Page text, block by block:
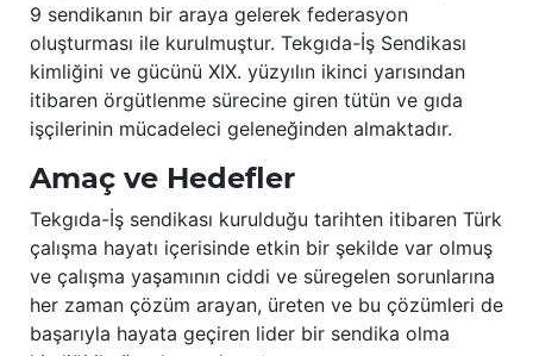
9 sendikanın bir araya gelerek federasyon
oluşturması ile kurulmuştur. Tekgıda-İş Sendikası
kimliğini ve gücünü XIX. yüzyılın ikinci yarısından
itibaren örgütlenme sürecine giren tütün ve gıda
işçilerinin mücadeleci geleneğinden almaktadır.
Amaç ve Hedefler
Tekgıda-İş sendikası kurulduğu tarihten itibaren Türk
çalışma hayatı içerisinde etkin bir şekilde var olmuş
ve çalışma yaşamının ciddi ve süregelen sorunlarına
her zaman çözüm arayan, üreten ve bu çözümleri de
başarıyla hayata geçiren lider bir sendika olma